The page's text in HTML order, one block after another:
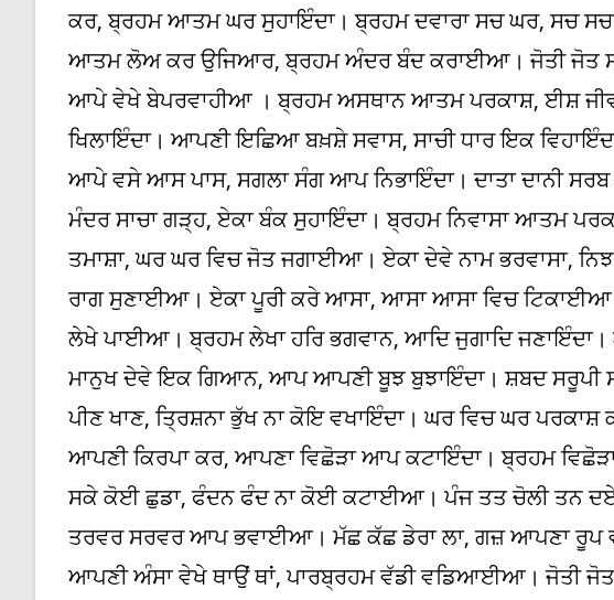
ਕਰ, ਬ੍ਰਹਮ ਆਤਮ ਘਰ ਸੁਹਾਇੰਦਾ। ਬ੍ਰਹਮ ਦਵਾਰਾ ਸਚ ਘਰ, ਸਚ
ਆਤਮ ਲੋਅ ਕਰ ਉਜਿਆਰ, ਬ੍ਰਹਮ ਅੰਦਰ ਬੰਦ ਕਰਾਈਆ। ਜੋਤੀ ਜੋਤ
ਆਪੇ ਵੇਖੇ ਬੇਪਰਵਾਹੀਆ । ਬ੍ਰਹਮ ਅਸਥਾਨ ਆਤਮ ਪਰਕਾਸ਼, ਈਸ਼ ਜੀਵ
ਖਿਲਾਇੰਦਾ। ਆਪਣੀ ਇਛਿਆ ਬਖ਼ਸ਼ੇ ਸਵਾਸ, ਸਾਚੀ ਧਾਰ ਇਕ
ਆਪੇ ਵਸੇ ਆਸ ਪਾਸ, ਸਗਲਾ ਸੰਗ ਆਪ ਨਿਭਾਇੰਦਾ। ਦਾਤਾ ਦਾਨੀ
ਮੰਦਰ ਸਾਚਾ ਗੜ੍ਹ, ਏਕਾ ਬੰਕ ਸੁਹਾਇੰਦਾ। ਬ੍ਰਹਮ ਨਿਵਾਸਾ ਆਤਮ
ਤਮਾਸ਼ਾ, ਘਰ ਘਰ ਵਿਚ ਜੋਤ ਜਗਾਈਆ। ਏਕਾ ਦੇਵੇ ਨਾਮ ਭਰਵਾਸਾ,
ਰਾਗ ਸੁਣਾਈਆ। ਏਕਾ ਪੂਰੀ ਕਰੇ ਆਸਾ, ਆਸਾ ਆਸਾ ਵਿਚ
ਲੇਖੇ ਪਾਈਆ। ਬ੍ਰਹਮ ਲੇਖਾ ਹਰਿ ਭਗਵਾਨ, ਆਦਿ ਜੁਗਾਦਿ
ਮਾਨੁਖ ਦੇਵੇ ਇਕ ਗਿਆਨ, ਆਪ ਆਪਣੀ ਬੂਝ ਬੁਝਾਇੰਦਾ। ਸ਼ਬਦ ਸਰੂਪੀ
ਪੀਣ ਖਾਣ, ਤ੍ਰਿਸ਼ਨਾ ਭੁੱਖ ਨਾ ਕੋਇ ਵਖਾਇੰਦਾ। ਘਰ ਵਿਚ ਘਰ
ਆਪਣੀ ਕਿਰਪਾ ਕਰ, ਆਪਣਾ ਵਿਛੋੜਾ ਆਪ ਕਟਾਇੰਦਾ। ਬ੍ਰਹਮ
ਸਕੇ ਕੋਈ ਛੁਡਾ, ਫੰਦਨ ਫੰਦ ਨਾ ਕੋਈ ਕਟਾਈਆ। ਪੰਜ ਤਤ ਚੋਲੀ ਤਨ
ਤਰਵਰ ਸਰਵਰ ਆਪ ਭਵਾਈਆ। ਮੱਛ ਕੱਛ ਡੇਰਾ ਲਾ, ਗਜ਼ ਆਪਣਾ ਰੂਪ
ਆਪਣੀ ਅੰਸਾ ਵੇਖੇ ਥਾਉਂ ਥਾਂ, ਪਾਰਬ੍ਰਹਮ ਵੱਡੀ ਵਡਿਆਈਆ। ਜੋਤੀ